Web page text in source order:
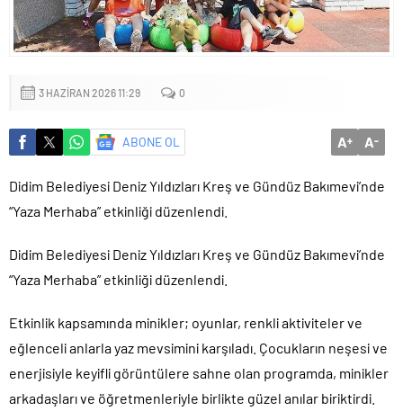
mu?
3 HAZIRAN 2026 11:29 0
ABONE OL A+ A-
Didim Belediyesi Deniz Yıldızları Kreş ve Gündüz Bakımevi’nde
“Yaza Merhaba” etkinliği düzenlendi.
Didim Belediyesi Deniz Yıldızları Kreş ve Gündüz Bakımevi’nde
“Yaza Merhaba” etkinliği düzenlendi.
Etkinlik kapsamında minikler; oyunlar, renkli aktiviteler ve
eğlenceli anlarla yaz mevsimini karşıladı. Çocukların neşesi ve
enerjisiyle keyifli görüntülere sahne olan programda, minikler
arkadaşları ve öğretmenleriyle birlikte güzel anılar biriktirdi.